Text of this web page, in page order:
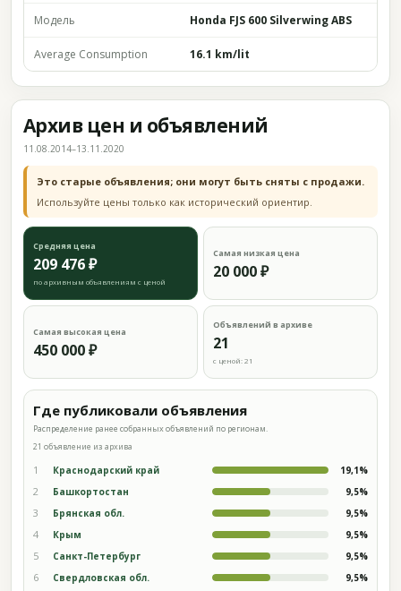
Модель Honda FJS 600 Silverwing ABS
Average Consumption 16.1 km/lit
Архив цен и объявлений
11.08.2014–13.11.2020
Это старые объявления; они могут быть сняты с продажи.
Используйте цены только как исторический ориентир.
Средняя цена
209 476 ₽
по архивным объявлениям с ценой
Самая низкая цена
20 000 ₽
Самая высокая цена
450 000 ₽
Объявлений в архиве
21
с ценой: 21
Где публиковали объявления
Распределение ранее собранных объявлений по регионам.
21 объявление из архива
1 Краснодарский край 19,1%
2 Башкортостан 9,5%
3 Брянская обл. 9,5%
4 Крым 9,5%
5 Санкт-Петербург 9,5%
6 Свердловская обл. 9,5%